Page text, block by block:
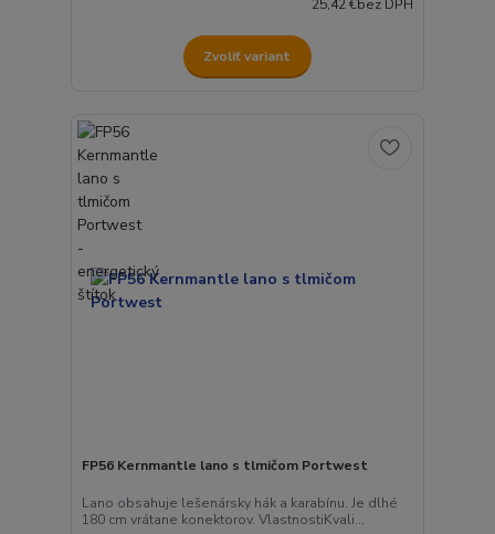
25,42 €bez DPH
Zvoliť variant
FP56 Kernmantle lano s tlmičom Portwest
Lano obsahuje lešenársky hák a karabínu. Je dlhé
180 cm vrátane konektorov. VlastnostiKvali...